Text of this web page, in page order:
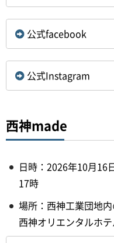
公式facebook
公式Instagram
西神made
日時：2026年10月16
17時
場所：西神工業団地
西神オリエンタルホテ